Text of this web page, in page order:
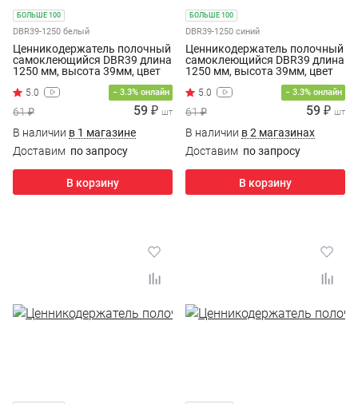
БОЛЬШЕ 100
DBR39-1250 белый
Ценникодержатель полочный
самоклеющийся DBR39 длина
1250 мм, высота 39мм, цвет
− 3.3% онлайн
61 ₽ 59 ₽ шт
В наличии в 1 магазине
Доставим по запросу
В корзину
БОЛЬШЕ 100
DBR39-1250 синий
Ценникодержатель полочный
самоклеющийся DBR39 длина
1250 мм, высота 39мм, цвет
− 3.3% онлайн
61 ₽ 59 ₽ шт
В наличии в 2 магазинах
Доставим по запросу
В корзину